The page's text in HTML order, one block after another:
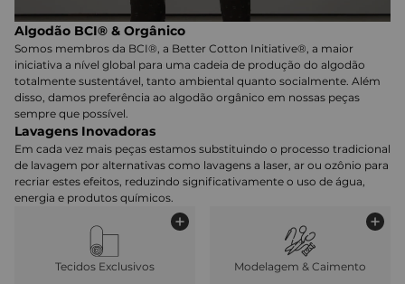
Algodão BCI® & Orgânico
Somos membros da BCI®, a Better Cotton Initiative®, a maior
iniciativa a nível global para uma cadeia de produção do algodão
totalmente sustentável, tanto ambiental quanto socialmente. Além
disso, damos preferência ao algodão orgânico em nossas peças
sempre que possível.
Lavagens Inovadoras
Em cada vez mais peças estamos substituindo o processo tradicional
de lavagem por alternativas como lavagens a laser, ar ou ozônio para
recriar estes efeitos, reduzindo significativamente o uso de água,
energia e produtos químicos.
Tecidos Exclusivos Modelagem & Caimento